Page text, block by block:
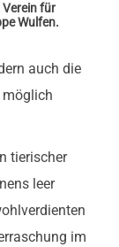
Verein für
Wulfen.
auch die
möglich
tierischer
leer
im